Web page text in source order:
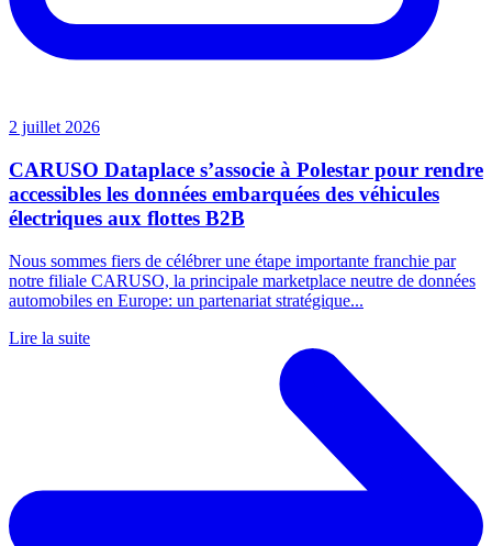
2 juillet 2026
CARUSO Dataplace s’associe à Polestar pour rendre
accessibles les données embarquées des véhicules
électriques aux flottes B2B
Nous sommes fiers de célébrer une étape importante franchie par
notre filiale CARUSO, la principale marketplace neutre de données
automobiles en Europe: un partenariat stratégique...
Lire la suite